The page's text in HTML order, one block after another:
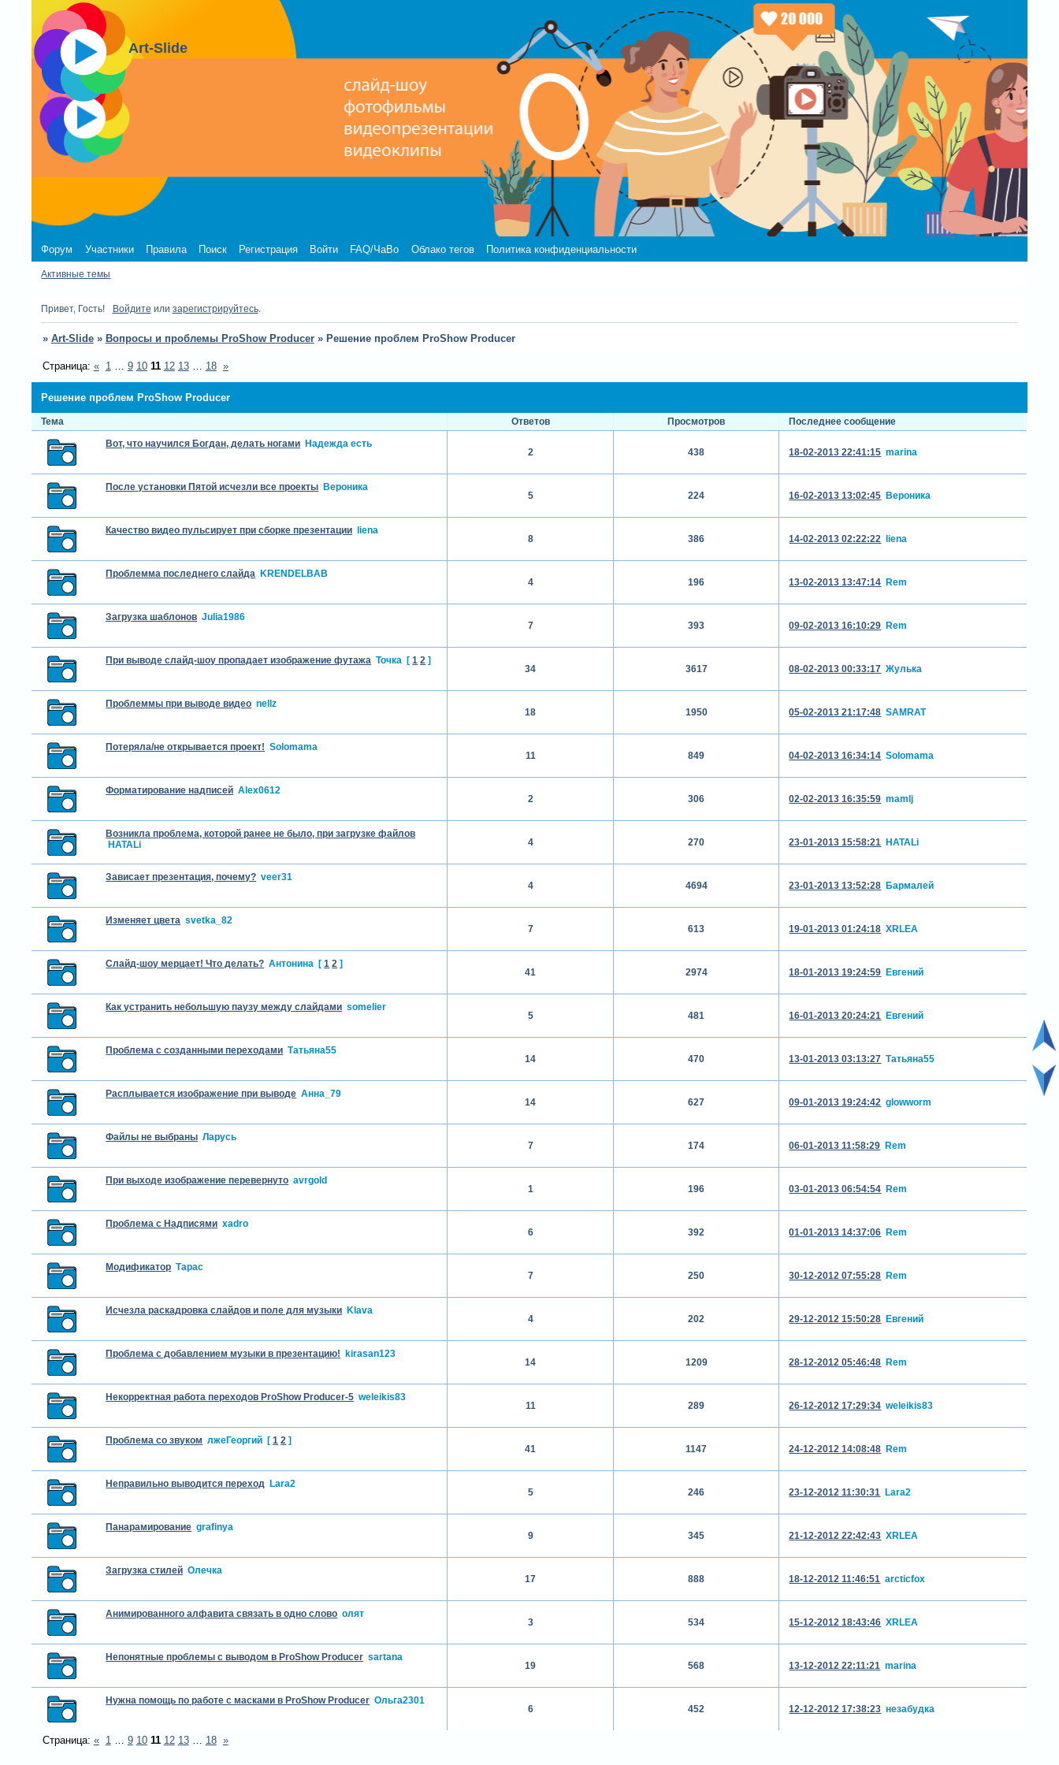
Art-Slide
Форум Участники Правила Поиск Регистрация Войти FAQ/ЧаВо Облако тегов Политика конфиденциальности
Активные темы
Привет, Гость! Войдите или зарегистрируйтесь.
» Art-Slide » Вопросы и проблемы ProShow Producer » Решение проблем ProShow Producer
Решение проблем ProShow Producer
Страница: « 1 … 9 10 11 12 13 … 18 »
Тема Ответов Просмотров
Последнее сообщение
Вот, что научился Богдан, делать ногами Надежда есть
2 438 18-02-2013 22:41:15 marina
После установки Пятой исчезли все проекты Вероника
5 224 16-02-2013 13:02:45 Вероника
Качество видео пульсирует при сборке презентации liena
8 386 14-02-2013 02:22:22 liena
Проблемма последнего слайда KRENDELBAB
4 196 13-02-2013 13:47:14 Rem
Загрузка шаблонов Julia1986
7 393 09-02-2013 16:10:29 Rem
При выводе слайд-шоу пропадает изображение футажа Точка [ 1 2 ]
34 3617 08-02-2013 00:33:17 Жулька
Проблеммы при выводе видео nellz
18 1950 05-02-2013 21:17:48 SAMRAT
Потеряла/не открывается проект! Solomama
11 849 04-02-2013 16:34:14 Solomama
Форматирование надписей Alex0612
2 306 02-02-2013 16:35:59 mamlj
Возникла проблема, которой ранее не было, при загрузке файлов
HATALi
4 270 23-01-2013 15:58:21 HATALi
Зависает презентация, почему? veer31
4 4694 23-01-2013 13:52:28 Бармалей
Изменяет цвета svetka_82
7 613 19-01-2013 01:24:18 XRLEA
Слайд-шоу мерцает! Что делать? Антонина [ 1 2 ]
41 2974 18-01-2013 19:24:59 Евгений
Как устранить небольшую паузу между слайдами somelier
5 481 16-01-2013 20:24:21 Евгений
Проблема с созданными переходами Татьяна55
14 470 13-01-2013 03:13:27 Татьяна55
Расплывается изображение при выводе Анна_79
14 627 09-01-2013 19:24:42 glowworm
Файлы не выбраны Ларусь
7 174 06-01-2013 11:58:29 Rem
При выходе изображение перевернуто avrgold
1 196 03-01-2013 06:54:54 Rem
Проблема с Надписями xadro
6 392 01-01-2013 14:37:06 Rem
Модификатор Тарас
7 250 30-12-2012 07:55:28 Rem
Исчезла раскадровка слайдов и поле для музыки Klava
4 202 29-12-2012 15:50:28 Евгений
Проблема с добавлением музыки в презентацию! kirasan123
14 1209 28-12-2012 05:46:48 Rem
Некорректная работа переходов ProShow Producer-5 weleikis83
11 289 26-12-2012 17:29:34 weleikis83
Проблема со звуком лжеГеоргий [ 1 2 ]
41 1147 24-12-2012 14:08:48 Rem
Неправильно выводится переход Lara2
5 246 23-12-2012 11:30:31 Lara2
Панарамирование grafinya
9 345 21-12-2012 22:42:43 XRLEA
Загрузка стилей Олечка
17 888 18-12-2012 11:46:51 arcticfox
Анимированного алфавита связать в одно слово олят
3 534 15-12-2012 18:43:46 XRLEA
Непонятные проблемы с выводом в ProShow Producer sartana
19 568 13-12-2012 22:11:21 marina
Нужна помощь по работе с масками в ProShow Producer Ольга2301
6 452 12-12-2012 17:38:23 незабудка
Страница: « 1 … 9 10 11 12 13 … 18 »